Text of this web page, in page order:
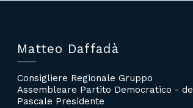
Matteo Daffadà
Consigliere Regionale Gruppo
Assembleare Partito Democratico - de
Pascale Presidente